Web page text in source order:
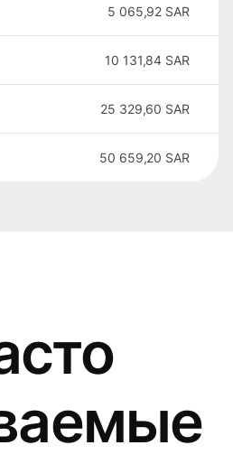
5 065,92 SAR
10 131,84 SAR
25 329,60 SAR
50 659,20 SAR